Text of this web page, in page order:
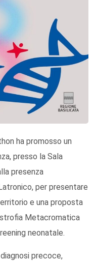
ha promosso un
presso la Sala
presenza
per presentare
e una proposta
Metacromatica
neonatale.
precoce,